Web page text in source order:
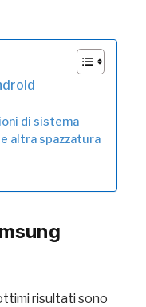
di sistema
altra spazzatura
risultati sono